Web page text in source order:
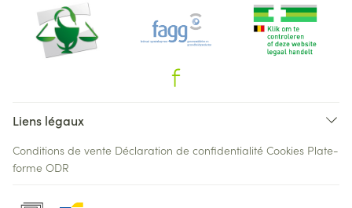
Liens légaux
Conditions de vente Déclaration de confidentialité Cookies Plate-
forme ODR